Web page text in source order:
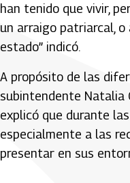
han tenido que vivir,
un arraigo patriarcal,
estado” indicó.
A propósito de las
subintendente Natalia
explicó que durante
especialmente a las
presentar en sus